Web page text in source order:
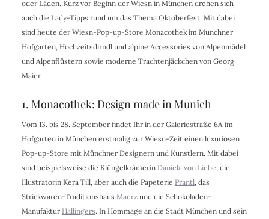
oder Läden. Kurz vor Beginn der Wiesn in München drehen sich
auch die Lady-Tipps rund um das Thema Oktoberfest. Mit dabei
sind heute der Wiesn-Pop-up-Store Monacothek im Münchner
Hofgarten, Hochzeitsdirndl und alpine Accessories von Alpenmädel
und Alpenflüstern sowie moderne Trachtenjäckchen von Georg
Maier.
1. Monacothek: Design made in Munich
Vom 13. bis 28. September findet Ihr in der Galeriestraße 6A im
Hofgarten in München erstmalig zur Wiesn-Zeit einen luxuriösen
Pop-up-Store mit Münchner Designern und Künstlern. Mit dabei
sind beispielsweise die Klüngelkrämerin Daniela von Liebe, die
Illustratorin Kera Till, aber auch die Papeterie Prantl, das
Strickwaren-Traditionshaus Maerzund die Schokoladen-
Manufaktur Hallingers. In Hommage an die Stadt München und sein